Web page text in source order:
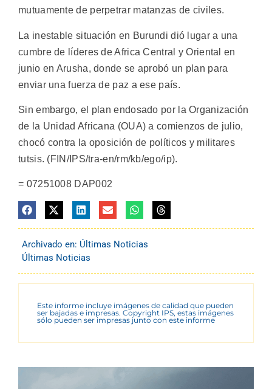
mutuamente de perpetrar matanzas de civiles.
La inestable situación en Burundi dió lugar a una
cumbre de líderes de Africa Central y Oriental en
junio en Arusha, donde se aprobó un plan para
enviar una fuerza de paz a ese país.
Sin embargo, el plan endosado por la Organización
de la Unidad Africana (OUA) a comienzos de julio,
chocó contra la oposición de políticos y militares
tutsis. (FIN/IPS/tra-en/rm/kb/ego/ip).
= 07251008 DAP002
Archivado en: Últimas Noticias
Últimas Noticias
Este informe incluye imágenes de calidad que pueden
ser bajadas e impresas. Copyright IPS, estas imágenes
sólo pueden ser impresas junto con este informe